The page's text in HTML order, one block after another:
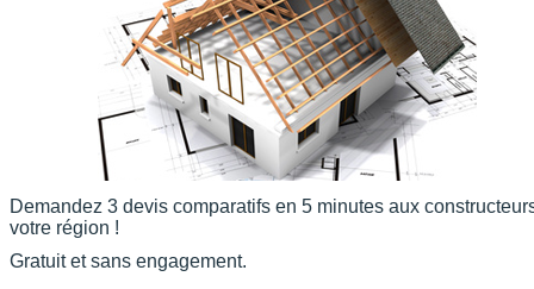
Demandez 3 devis comparatifs en 5 minutes aux
votre région !
Gratuit et sans engagement.